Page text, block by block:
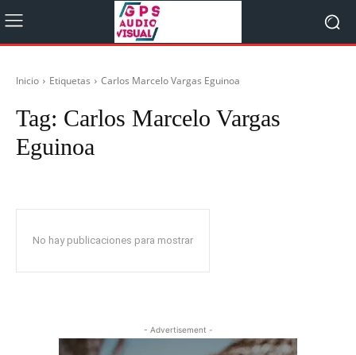
Inicio Etiquetas Carlos Marcelo Vargas Eguinoa
Tag: Carlos Marcelo Vargas
Eguinoa
No hay publicaciones para mostrar
- Advertisement -